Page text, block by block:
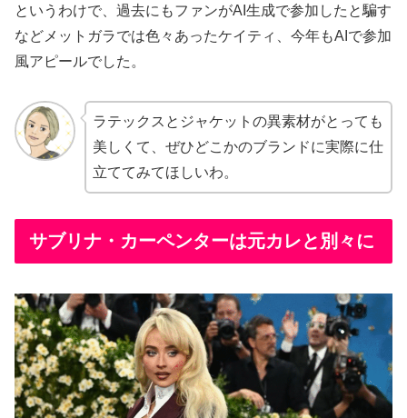
というわけで、過去にもファンがAI生成で参加したと騙す
などメットガラでは色々あったケイティ、今年もAIで参加
風アピールでした。
ラテックスとジャケットの異素材がとっても
美しくて、ぜひどこかのブランドに実際に仕
立ててみてほしいわ。
サブリナ・カーペンターは元カレと別々に